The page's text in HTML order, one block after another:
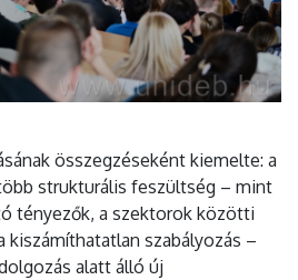
összegzéseként kiemelte: a
strukturális feszültség – mint
tényezők, a szektorok közötti
szabályozás –
alatt álló új